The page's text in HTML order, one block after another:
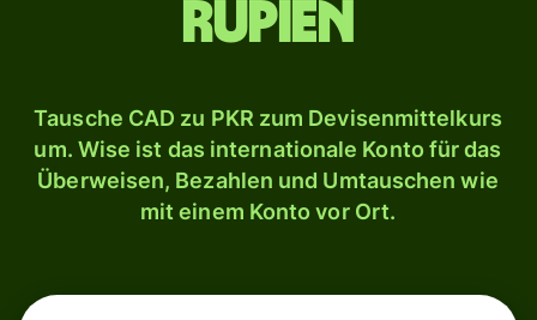
Rupien
Tausche CAD zu PKR zum Devisenmittelkurs
um. Wise ist das internationale Konto für das
Überweisen, Bezahlen und Umtauschen wie
mit einem Konto vor Ort.